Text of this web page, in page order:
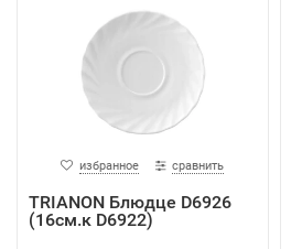
избранное сравнить
TRIANON Блюдце D6926
(16см.к D6922)